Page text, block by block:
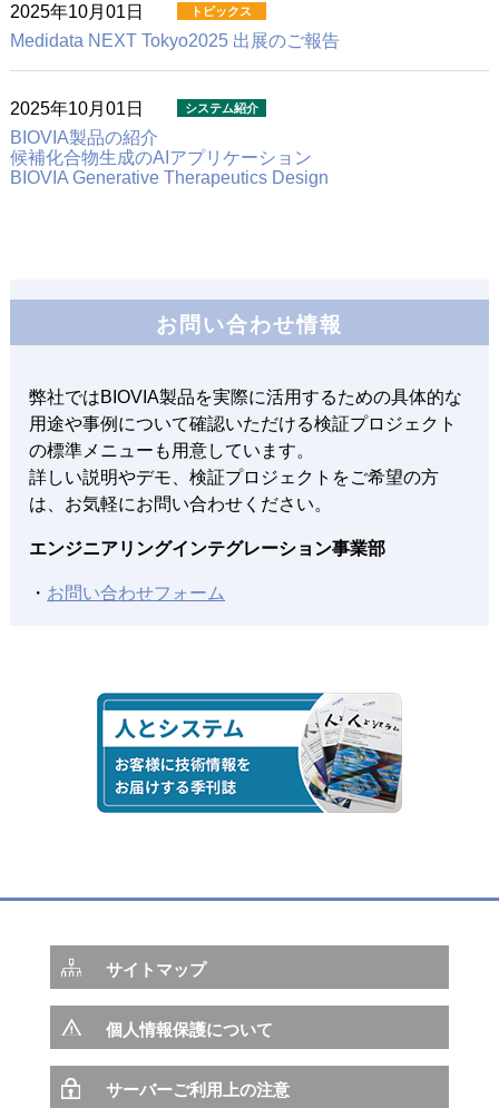
2025年10月01日
Medidata NEXT Tokyo2025 出展のご報告
2025年10月01日
BIOVIA製品の紹介
候補化合物生成のAIアプリケーション
BIOVIA Generative Therapeutics Design
お問い合わせ情報
弊社ではBIOVIA製品を実際に活用するための具体的な
用途や事例について確認いただける検証プロジェクト
の標準メニューも用意しています。
詳しい説明やデモ、検証プロジェクトをご希望の方
は、お気軽にお問い合わせください。
エンジニアリングインテグレーション事業部
・ お問い合わせフォーム
サイトマップ
個人情報保護について
サーバーご利用上の注意